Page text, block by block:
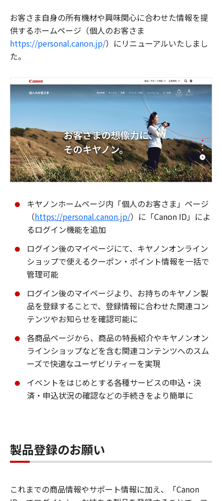
お客さま自身の所有機材や興味関心に合わせた情報を提
供するホームページ（個人のお客さま
https://personal.canon.jp/）にリニューアルいたしまし
た。
キヤノンホームページ内「個人のお客さま」ページ
（https://personal.canon.jp/）に「Canon ID」によ
るログイン機能を追加
ログイン後のマイページにて、キヤノンオンライン
ショップで使えるクーポン・ポイント情報を一括で
管理可能
ログイン後のマイページより、お持ちのキヤノン製
品を登録することで、登録情報に合わせた関連コン
テンツやお知らせを確認可能に
各商品ページから、商品の特長紹介やキヤノンオン
ラインショップなどを含む関連コンテンツへのスム
ーズで快適なユーザビリティーを実現
イベントをはじめとする各種サービスの申込・決
済・申込状況の確認などの手続きをより簡単に
製品登録のお願い
これまでの商品情報やサポート情報に加え、「Canon